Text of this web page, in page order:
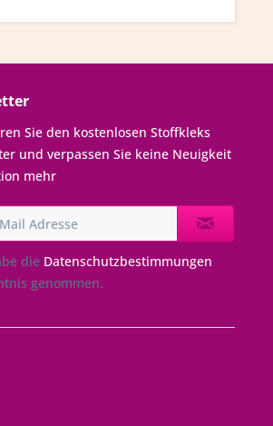
Sie den kostenlosen Stoffkleks
und verpassen Sie keine Neuigkeit
mehr
die Datenschutzbestimmungen
genommen.